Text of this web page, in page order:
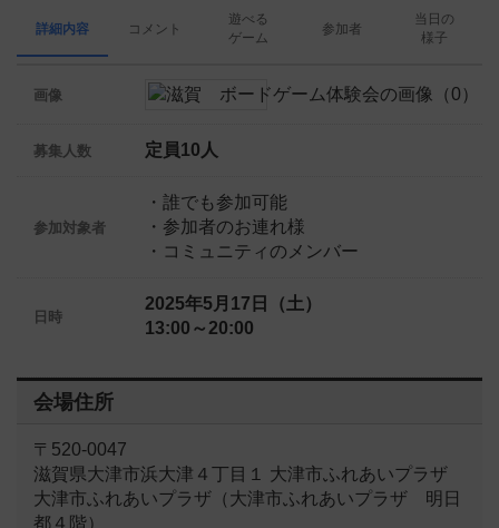
詳細内容 コメント
遊べる
ゲーム
参加者
当日の
様子
画像
募集人数 定員10人
参加対象者
・誰でも参加可能
・参加者のお連れ様
・コミュニティのメンバー
日時
2025年5月17日（土）
13:00～20:00
会場住所
〒520-0047
滋賀県大津市浜大津４丁目１ 大津市ふれあいプラザ
大津市ふれあいプラザ（大津市ふれあいプラザ 明日
都４階）